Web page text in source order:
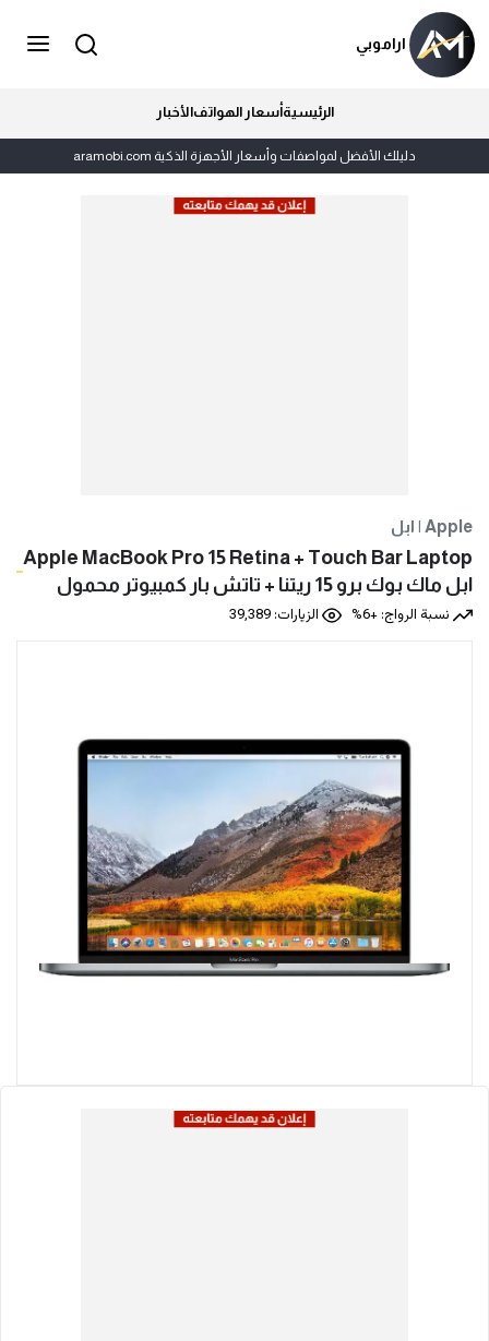
اراموبي
الرئيسيةأسعار الهواتفالأخبار
دليلك الأفضل لمواصفات وأسعار الأجهزة الذكية aramobi.com
ابل | Apple
Apple MacBook Pro 15 Retina + Touch Bar Laptop
ابل ماك بوك برو 15 ريتنا + تاتش بار كمبيوتر محمول
نسبة الرواج: +6%
الزيارات: 39,389